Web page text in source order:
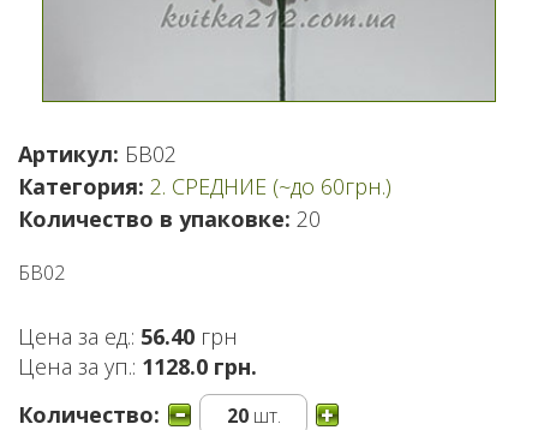
Артикул: БВ02
Категория: 2. СРЕДНИЕ (~до 60грн.)
Количество в упаковке: 20
БВ02
Цена за ед.: 56.40 грн
Цена за уп.: 1128.0 грн.
Количество:
20шт.